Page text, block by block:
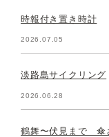
時報付き置き時計
2026.07.05
淡路島サイクリング
2026.06.28
鶴舞〜伏見まで 傘